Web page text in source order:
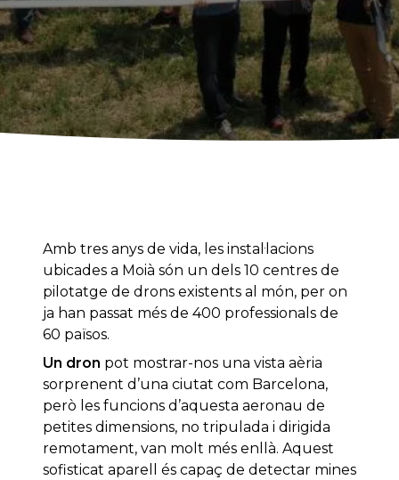
Amb tres anys de vida, les instal·lacions
ubicades a Moià són un dels 10 centres de
pilotatge de drons existents al món, per on
ja han passat més de 400 professionals de
60 països.
Un dron pot mostrar-nos una vista aèria
sorprenent d’una ciutat com Barcelona,
però les funcions d’aquesta aeronau de
petites dimensions, no tripulada i dirigida
remotament, van molt més enllà. Aquest
sofisticat aparell és capaç de detectar mines